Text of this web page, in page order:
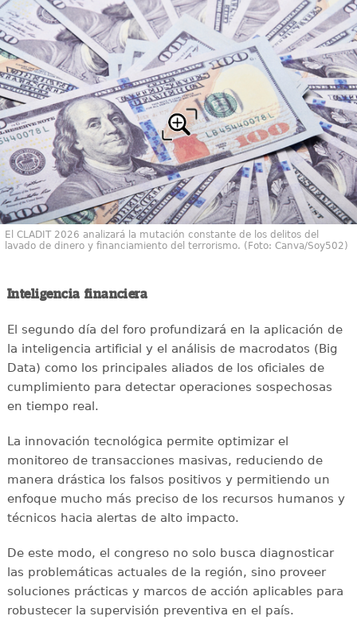
El CLADIT 2026 analizará la mutación constante de los delitos del
lavado de dinero y financiamiento del terrorismo. (Foto: Canva/Soy502)
Inteligencia financiera
El segundo día del foro profundizará en la aplicación de
la inteligencia artificial y el análisis de macrodatos (Big
Data) como los principales aliados de los oficiales de
cumplimiento para detectar operaciones sospechosas
en tiempo real.
La innovación tecnológica permite optimizar el
monitoreo de transacciones masivas, reduciendo de
manera drástica los falsos positivos y permitiendo un
enfoque mucho más preciso de los recursos humanos y
técnicos hacia alertas de alto impacto.
De este modo, el congreso no solo busca diagnosticar
las problemáticas actuales de la región, sino proveer
soluciones prácticas y marcos de acción aplicables para
robustecer la supervisión preventiva en el país.